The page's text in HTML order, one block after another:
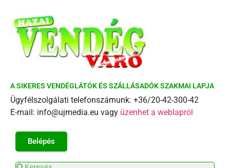
A SIKERES VENDÉGLÁTÓK ÉS SZÁLLÁSADÓK SZAKMAI LAPJA
Ügyfélszolgálati telefonszámunk: +36/20-42-300-42
E-mail: info@ujmedia.eu vagy üzenhet a weblapról
Belépés